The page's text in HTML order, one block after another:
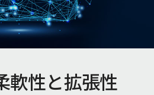
軟性と拡張性